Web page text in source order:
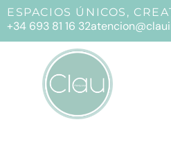
ESPACIOS ÚNICOS,
+34 693 81 16 32